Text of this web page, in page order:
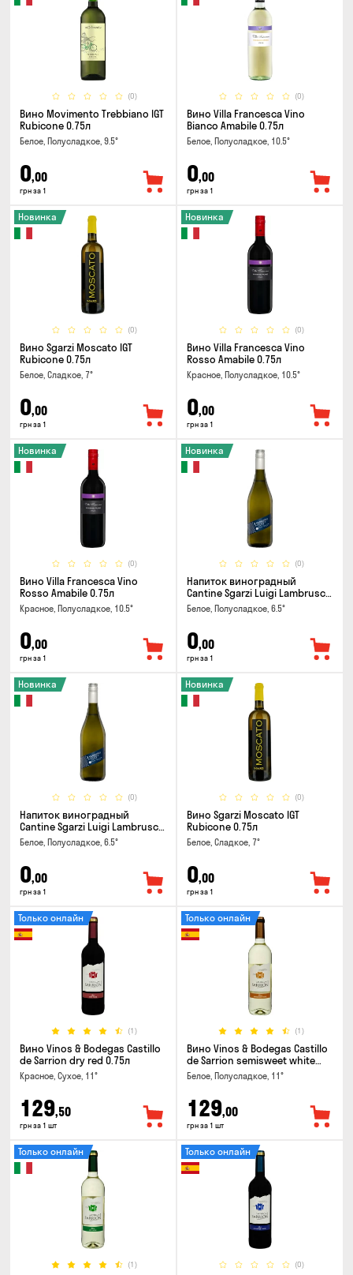
(0)
Вино Movimento Trebbiano IGT
Rubicone 0.75л
Белое, Полусладкое, 9.5°
0,00
грн за 1
(0)
Вино Villa Francesca Vino
Bianco Amabile 0.75л
Белое, Полусладкое, 10.5°
0,00
грн за 1
(0)
Новинка
Вино Sgarzi Moscato IGT
Rubicone 0.75л
Белое, Сладкое, 7°
0,00
грн за 1
(0)
Новинка
Вино Villa Francesca Vino
Rosso Amabile 0.75л
Красное, Полусладкое, 10.5°
0,00
грн за 1
(0)
Новинка
Вино Villa Francesca Vino
Rosso Amabile 0.75л
Красное, Полусладкое, 10.5°
0,00
грн за 1
(0)
Новинка
Напиток виноградный
Cantine Sgarzi Luigi Lambrusco
IGT Emilia Bianca Frizziante
0.75л
Белое, Полусладкое, 6.5°
0,00
грн за 1
(0)
Новинка
Напиток виноградный
Cantine Sgarzi Luigi Lambrusco
IGT Emilia Bianca Frizziante
0.75л
Белое, Полусладкое, 6.5°
0,00
грн за 1
(0)
Новинка
Вино Sgarzi Moscato IGT
Rubicone 0.75л
Белое, Сладкое, 7°
0,00
грн за 1
(1)
Только онлайн
Вино Vinos & Bodegas Castillo
de Sarrion dry red 0.75л
Красное, Сухое, 11°
129,50
грн за 1 шт
(1)
Только онлайн
Вино Vinos & Bodegas Castillo
de Sarrion semisweet white
0.75л
Белое, Полусладкое, 11°
129,00
грн за 1 шт
(1)
Только онлайн
(0)
Только онлайн